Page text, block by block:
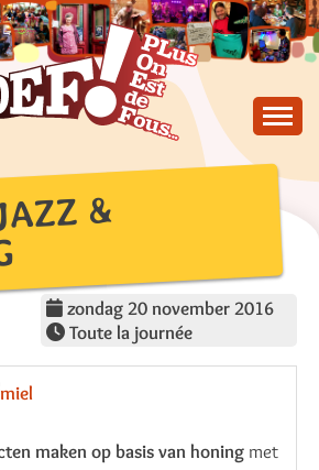
&
zondag 20 november 2016
Toute la journée
maken op basis van honing met